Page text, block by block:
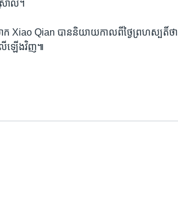
រាល។
លោក Xiao Qian បាន​និយាយ​កាលពី​ថ្ងៃព្រហស្បតិ៍​ថា
ាលី​ឡើង​វិញ៕